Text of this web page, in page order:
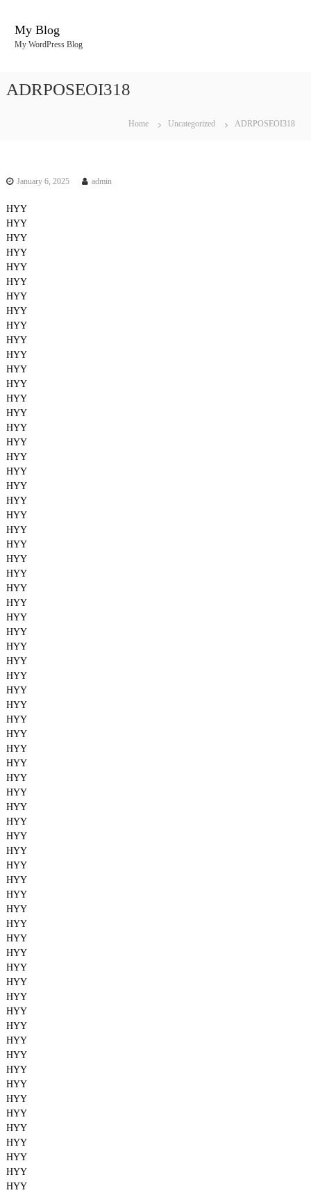
My Blog
My WordPress Blog
ADRPOSEOI318
Home Uncategorized ADRPOSEOI318
January 6, 2025 admin
HYY
HYY
HYY
HYY
HYY
HYY
HYY
HYY
HYY
HYY
HYY
HYY
HYY
HYY
HYY
HYY
HYY
HYY
HYY
HYY
HYY
HYY
HYY
HYY
HYY
HYY
HYY
HYY
HYY
HYY
HYY
HYY
HYY
HYY
HYY
HYY
HYY
HYY
HYY
HYY
HYY
HYY
HYY
HYY
HYY
HYY
HYY
HYY
HYY
HYY
HYY
HYY
HYY
HYY
HYY
HYY
HYY
HYY
HYY
HYY
HYY
HYY
HYY
HYY
HYY
HYY
HYY
HYY